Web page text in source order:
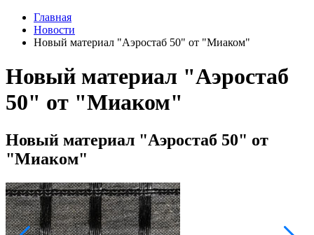
Главная
Новости
Новый материал "Аэростаб 50" от "Миаком"
Новый материал "Аэростаб
50" от "Миаком"
Новый материал "Аэростаб 50" от
"Миаком"